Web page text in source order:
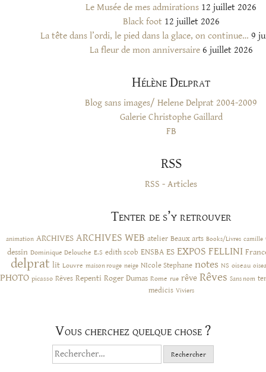
Le Musée de mes admirations 12 juillet 2026
Black foot 12 juillet 2026
La tête dans l’ordi, le pied dans la glace, on continue… 9
La fleur de mon anniversaire 6 juillet 2026
Hélène Delprat
Blog sans images/ Helene Delprat 2004-2009
Galerie Christophe Gaillard
FB
RSS
RSS - Articles
Tenter de s’y retrouver
animation ARCHIVES ARCHIVES WEB atelier Beaux arts Books/Livres camille
dessin Dominique Delouche E.S edith scob ENSBA ES EXPOS FELLINI
delprat lit Louvre maison rouge neige NIcole Stephane notes NS oiseau
PHOTO picasso Rêves Repenti Roger Dumas Rome rue rêve Rêves Sans nom
medicis Viviers
Vous cherchez quelque chose ?
Rechercher :